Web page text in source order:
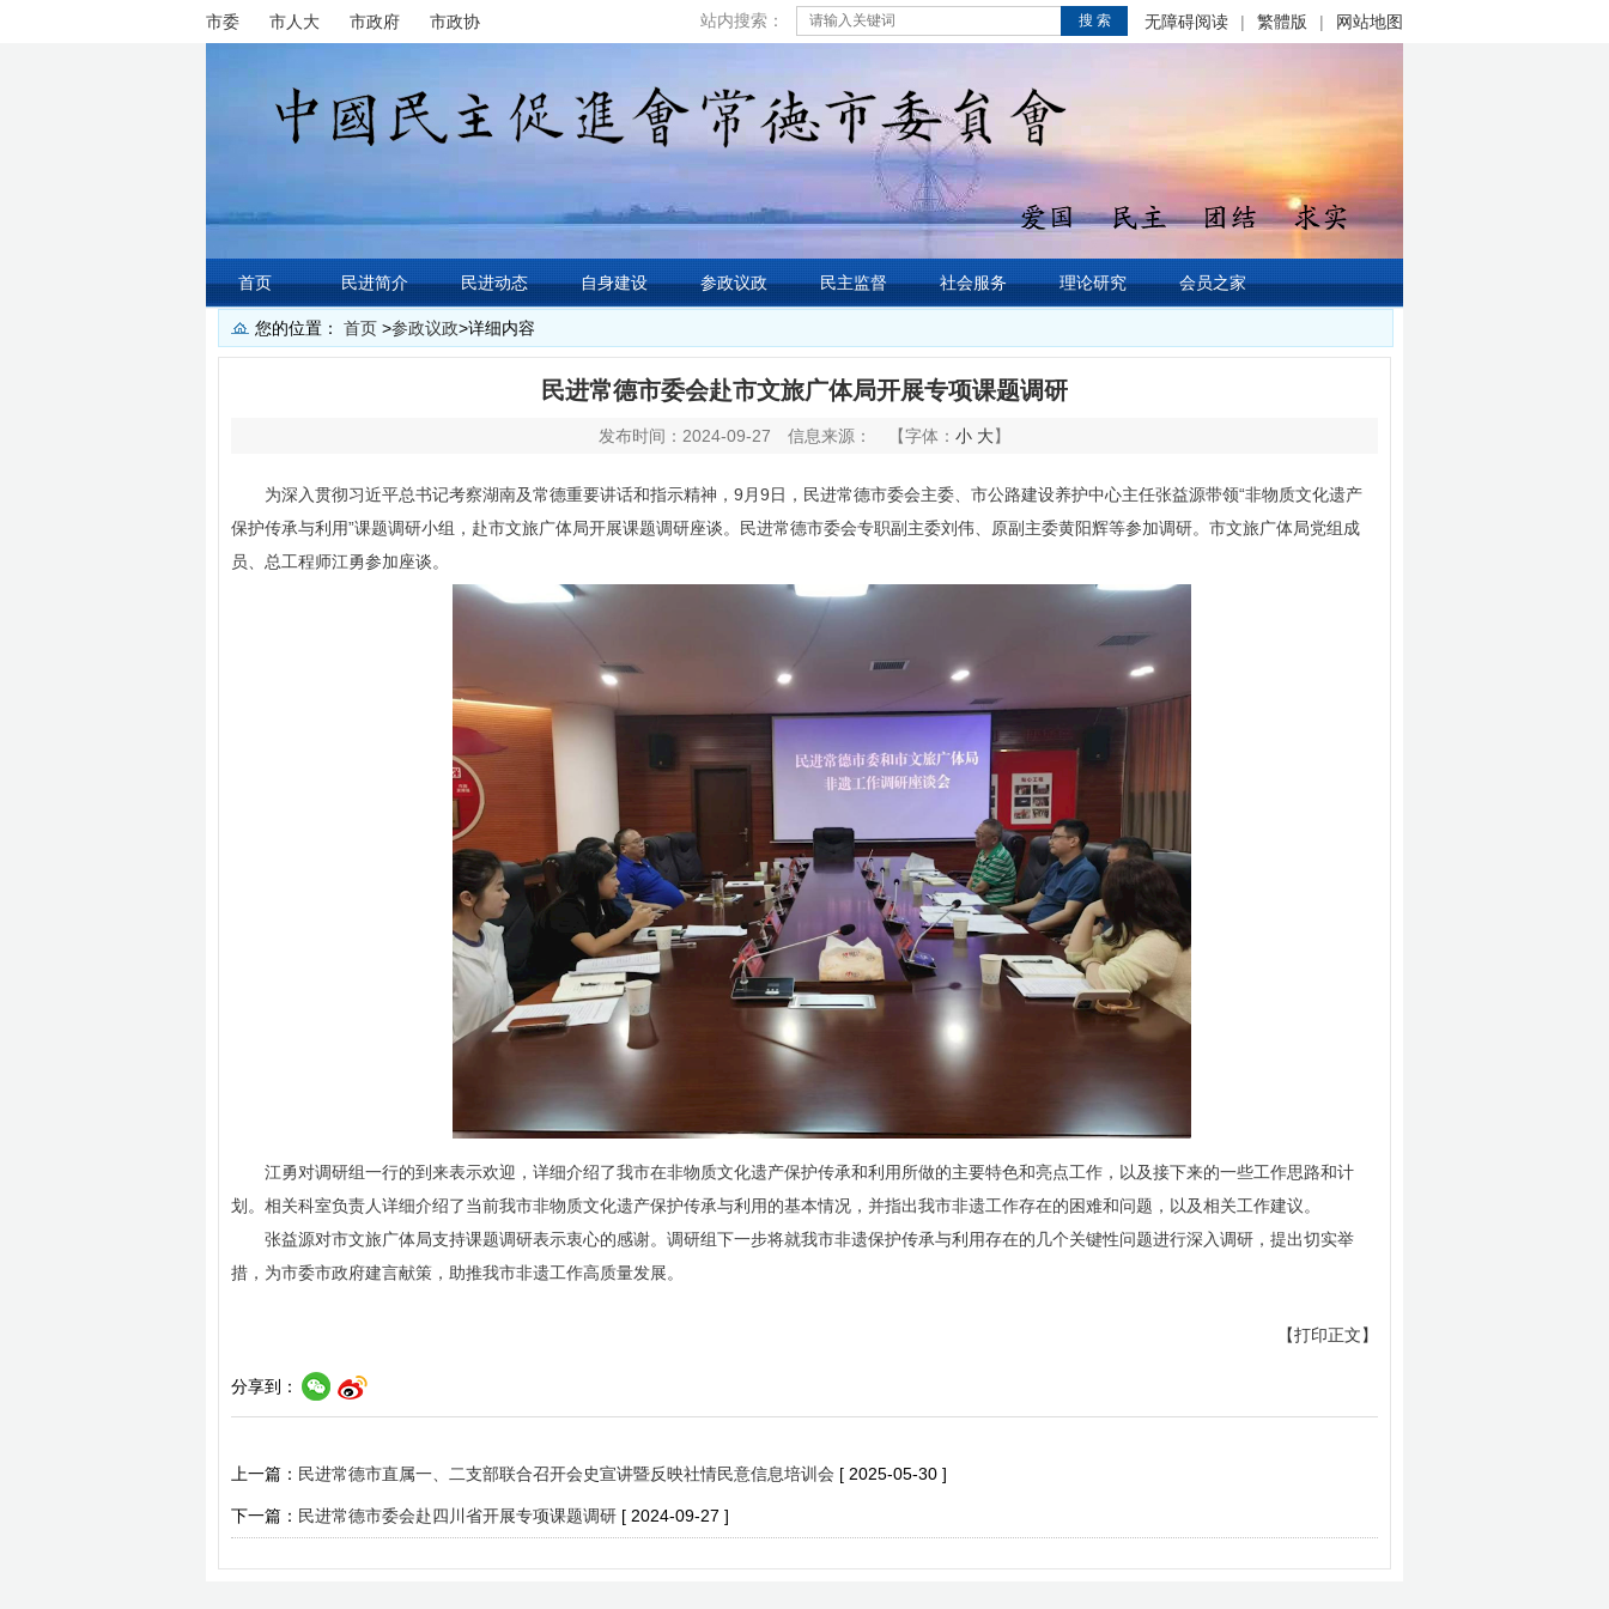
市委 市人大 市政府 市政协 站内搜索： 搜 索 无障碍阅读 | 繁體版 | 网站地图
首页 民进简介 民进动态 自身建设 参政议政 民主监督 社会服务 理论研究 会员之家
您的位置： 首页 >参政议政>详细内容
民进常德市委会赴市文旅广体局开展专项课题调研
发布时间：2024-09-27 信息来源： 【字体： 小 大】
为深入贯彻习近平总书记考察湖南及常德重要讲话和指示精神，9月9日，民进常德市委会主委、市公路建设养护中心主任张益源带领“非物质文化遗产
保护传承与利用”课题调研小组，赴市文旅广体局开展课题调研座谈。民进常德市委会专职副主委刘伟、原副主委黄阳辉等参加调研。市文旅广体局党组成
员、总工程师江勇参加座谈。
江勇对调研组一行的到来表示欢迎，详细介绍了我市在非物质文化遗产保护传承和利用所做的主要特色和亮点工作，以及接下来的一些工作思路和计
划。相关科室负责人详细介绍了当前我市非物质文化遗产保护传承与利用的基本情况，并指出我市非遗工作存在的困难和问题，以及相关工作建议。
张益源对市文旅广体局支持课题调研表示衷心的感谢。调研组下一步将就我市非遗保护传承与利用存在的几个关键性问题进行深入调研，提出切实举
措，为市委市政府建言献策，助推我市非遗工作高质量发展。
【打印正文】
分享到：
上一篇： 民进常德市直属一、二支部联合召开会史宣讲暨反映社情民意信息培训会 [ 2025-05-30 ]
下一篇： 民进常德市委会赴四川省开展专项课题调研 [ 2024-09-27 ]